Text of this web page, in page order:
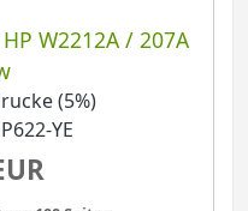
W2212A / 207A
(5%)
YE